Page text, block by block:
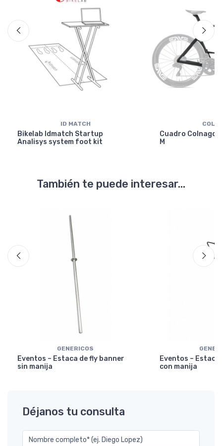
ID MATCH
Bikelab Idmatch Startup
Analisys system foot kit
Cuadro Colnago
M
También te puede interesar...
GENERICOS
Eventos – Estaca de fly banner
sin manija
Eventos –
con manija
Déjanos tu consulta
Nombre completo* (ej. Diego Lopez)